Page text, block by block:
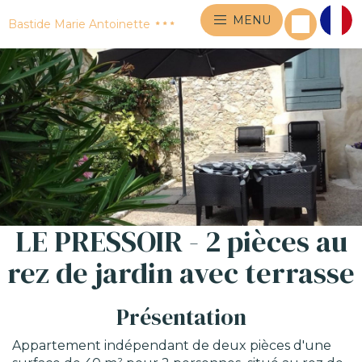
Bastide Marie Antoinette MENU
LE PRESSOIR - 2 pièces au
rez de jardin avec terrasse
Présentation
Appartement indépendant de deux pièces d'une